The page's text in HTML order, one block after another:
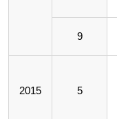
9
2015 5